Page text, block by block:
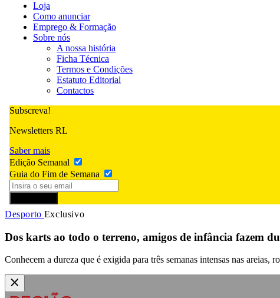
Loja
Como anunciar
Emprego & Formação
Sobre nós
A nossa história
Ficha Técnica
Termos e Condições
Estatuto Editorial
Contactos
Subscreva!
Newsletters RL
Saber mais
Edição Semanal
Guia do Fim de Semana
Desporto Exclusivo
Dos karts ao todo o terreno, amigos de infância fazem
Conhecem a dureza que é exigida para três semanas intensas nas